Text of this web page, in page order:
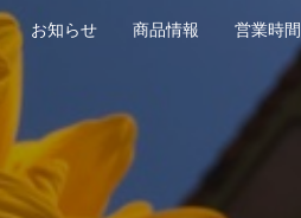
お知らせ 商品情報 営業時間